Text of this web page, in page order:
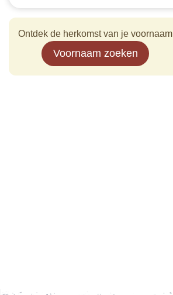
Ontdek de herkomst van je voornaam
Voornaam zoeken